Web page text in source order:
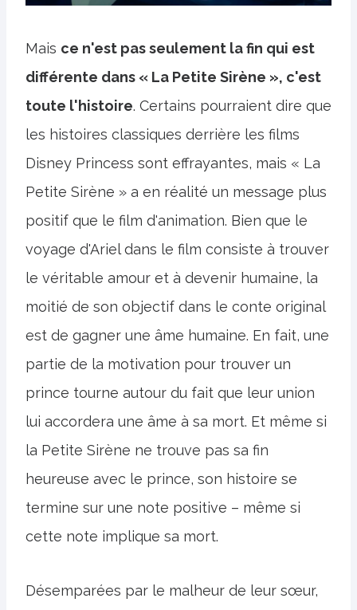
Mais ce n'est pas seulement la fin qui est
différente dans « La Petite Sirène », c'est
toute l'histoire. Certains pourraient dire que
les histoires classiques derrière les films
Disney Princess sont effrayantes, mais « La
Petite Sirène » a en réalité un message plus
positif que le film d'animation. Bien que le
voyage d'Ariel dans le film consiste à trouver
le véritable amour et à devenir humaine, la
moitié de son objectif dans le conte original
est de gagner une âme humaine. En fait, une
partie de la motivation pour trouver un
prince tourne autour du fait que leur union
lui accordera une âme à sa mort. Et même si
la Petite Sirène ne trouve pas sa fin
heureuse avec le prince, son histoire se
termine sur une note positive – même si
cette note implique sa mort.
Désemparées par le malheur de leur sœur,